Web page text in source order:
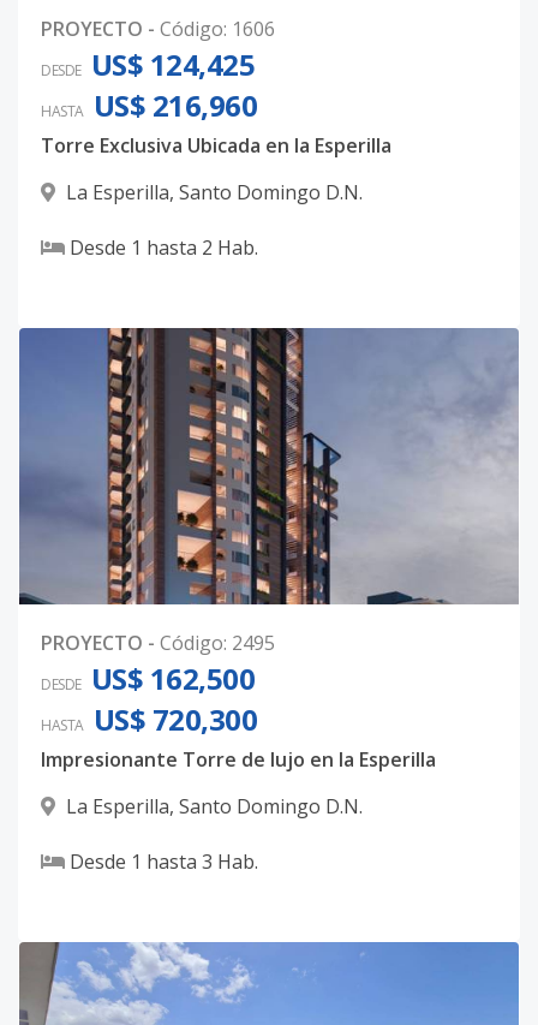
PROYECTO - Código: 1606
DESDE US$ 124,425
HASTA US$ 216,960
Torre Exclusiva Ubicada en la Esperilla
La Esperilla, Santo Domingo D.N.
Desde 1 hasta 2 Hab.
PROYECTO - Código: 2495
DESDE US$ 162,500
HASTA US$ 720,300
Impresionante Torre de lujo en la Esperilla
La Esperilla, Santo Domingo D.N.
Desde 1 hasta 3 Hab.